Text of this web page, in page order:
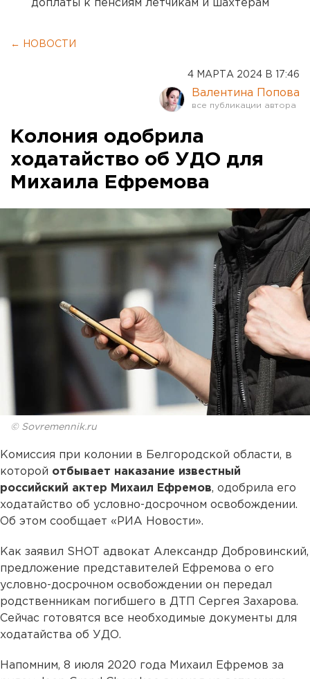
доплаты к пенсиям летчикам и шахтерам
← НОВОСТИ
4 МАРТА 2024 В 17:46
Валентина Попова
Колония одобрила
ходатайство об УДО для
Михаила Ефремова
© Sovremennik.ru
Комиссия при колонии в Белгородской области, в
которой отбывает наказание известный
российский актер Михаил Ефремов, одобрила его
ходатайство об условно-досрочном освобождении.
Об этом сообщает «РИА Новости».
Как заявил SHOT адвокат Александр Добровинский,
предложение представителей Ефремова о его
условно-досрочном освобождении он передал
родственникам погибшего в ДТП Сергея Захарова.
Сейчас готовятся все необходимые документы для
ходатайства об УДО.
Напомним, 8 июля 2020 года Михаил Ефремов за